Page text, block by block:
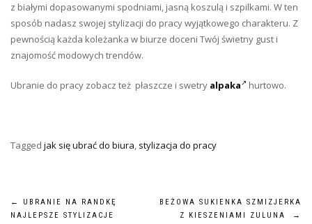
z białymi dopasowanymi spodniami, jasną koszulą i szpilkami. W ten
sposób nadasz swojej stylizacji do pracy wyjątkowego charakteru. Z
pewnością każda koleżanka w biurze doceni Twój świetny gust i
znajomość modowych trendów.
Ubranie do pracy zobacz też płaszcze i swetry alpaka hurtowo.
Tagged jak się ubrać do biura, stylizacja do pracy
Nawigacja
←
UBRANIE NA RANDKĘ
NAJLEPSZE STYLIZACJE
BEŻOWA SUKIENKA SZMIZJERKA
Z KIESZENIAMI ZULUNA
→